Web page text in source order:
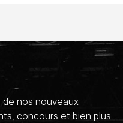
nos nouveaux
concours et bien plus